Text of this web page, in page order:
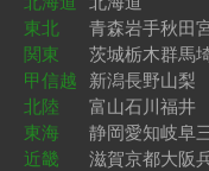
東北
青森岩手秋田
関東
茨城栃木群馬
甲信越 新潟長野山梨
北陸
富山石川福井
東海
静岡愛知岐阜
近畿
滋賀京都大阪